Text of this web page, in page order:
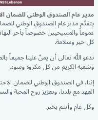
مدير عام الصندوق الوطني للضمان
يتقدّم مدير عام الصندوق الوطني
عموماً والمسيحيين خصوصاً بأحر
كل خير وسلامة.
ندعو الله تعالى أن يمنّ علينا جميعاً
وشعبه الكريم من كل مكروه وسوء.
إننا، في الصندوق الوطني للضمان
العهد مع بلدنا، وتعزيز روح المحبة
وكل عام وأنتم بخير.